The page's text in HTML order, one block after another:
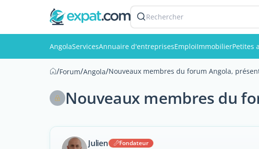
Rechercher
AngolaServicesAnnuaire d'entreprisesEmploiImmobilierPetites
/Forum/Angola/Nouveaux membres du forum Angola,
Nouveaux membres du
Julien
Fondateur